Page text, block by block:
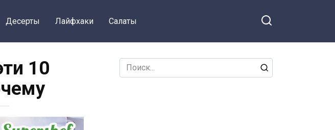
Десерты Лайфхаки Салаты
10
Search
for: